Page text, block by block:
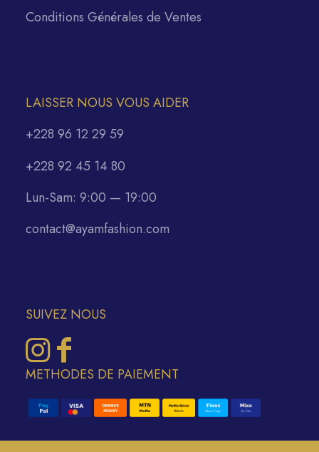
Conditions Générales de Ventes
LAISSER NOUS VOUS AIDER
+228 96 12 29 59
+228 92 45 14 80
Lun-Sam: 9:00 — 19:00
contact@ayamfashion.com
SUIVEZ NOUS
METHODES DE PAIEMENT